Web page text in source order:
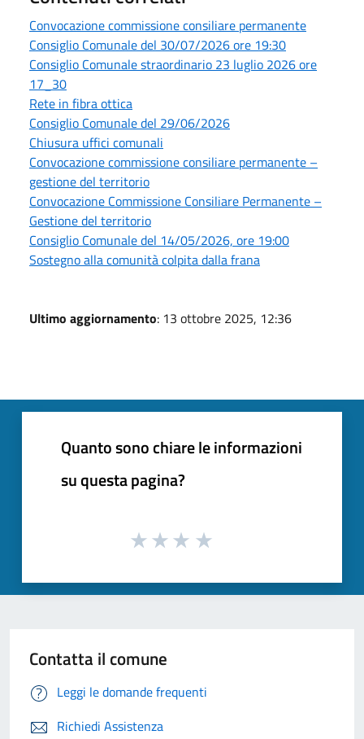
Convocazione commissione consiliare permanente
Consiglio Comunale del 30/07/2026 ore 19:30
Consiglio Comunale straordinario 23 luglio 2026 ore
17_30
Rete in fibra ottica
Consiglio Comunale del 29/06/2026
Chiusura uffici comunali
Convocazione commissione consiliare permanente –
gestione del territorio
Convocazione Commissione Consiliare Permanente –
Gestione del territorio
Consiglio Comunale del 14/05/2026, ore 19:00
Sostegno alla comunità colpita dalla frana
Ultimo aggiornamento: 13 ottobre 2025, 12:36
Quanto sono chiare le informazioni
su questa pagina?
Contatta il comune
Leggi le domande frequenti
Richiedi Assistenza